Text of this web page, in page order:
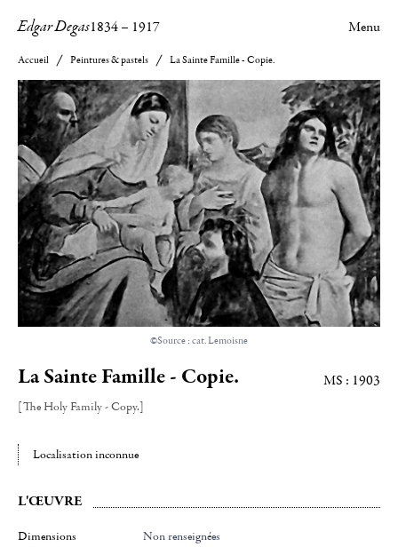
Edgar Degas1834– 1917 Menu
Accueil Peintures & pastels La Sainte Famille - Copie.
©Source : cat. Lemoisne
La Sainte Famille - Copie.
[The Holy Family - Copy.]
MS : 1903
Localisation inconnue
L'ŒUVRE
Dimensions Non renseignées